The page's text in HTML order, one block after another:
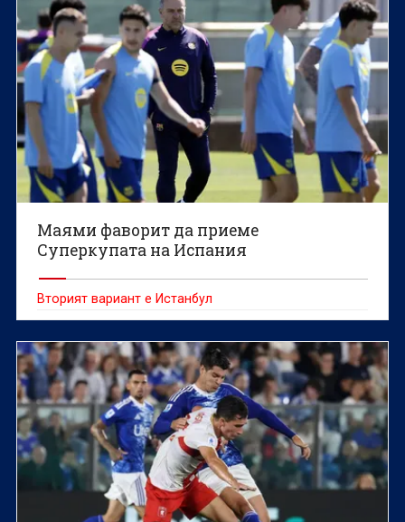
Маями фаворит да приеме
Суперкупата на Испания
Вторият вариант е Истанбул